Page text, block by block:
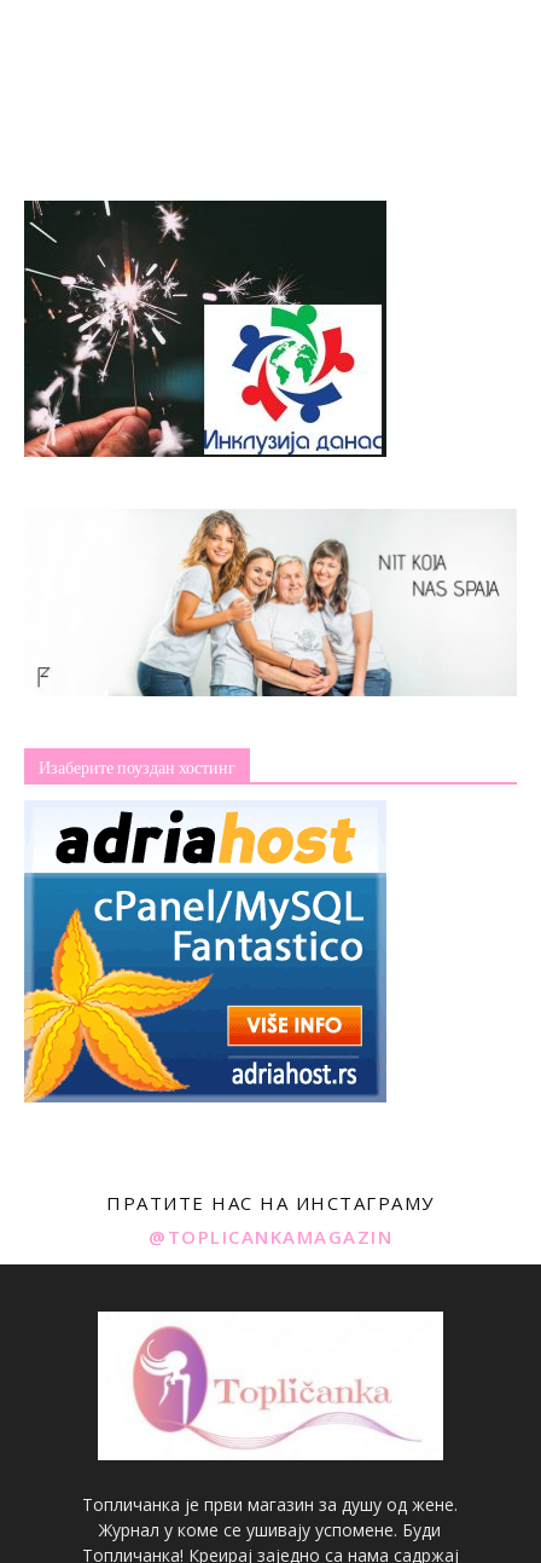
Изаберите поуздан хостинг
ПРАТИТЕ НАС НА ИНСТАГРАМУ
@TOPLICANKAMAGAZIN
Топличанка је први магазин за душу од жене.
Журнал у коме се ушивају успомене. Буди
Топличанка! Креирај заједно са нама садржај